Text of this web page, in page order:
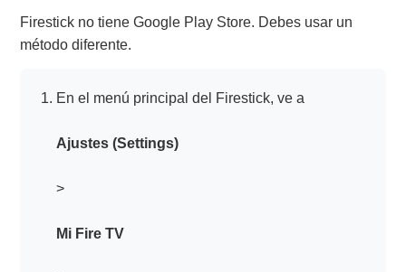
Firestick no tiene Google Play Store. Debes usar un
método diferente.
En el menú principal del Firestick, ve a
Ajustes (Settings)
>
Mi Fire TV